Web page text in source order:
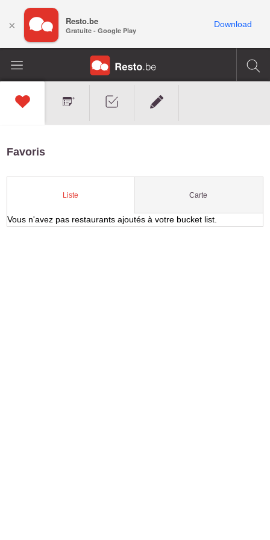
Favoris
Liste Carte
Vous n'avez pas restaurants ajoutés à votre bucket list.
× Resto.be
Gratuite - Google Play
Download